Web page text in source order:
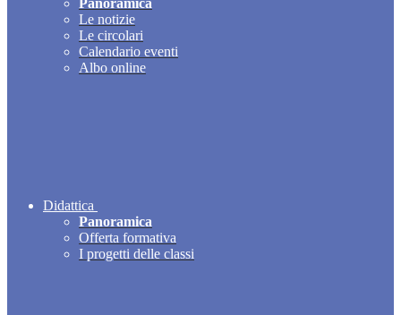
Panoramica
Le notizie
Le circolari
Calendario eventi
Albo online
Didattica
Panoramica
Offerta formativa
I progetti delle classi